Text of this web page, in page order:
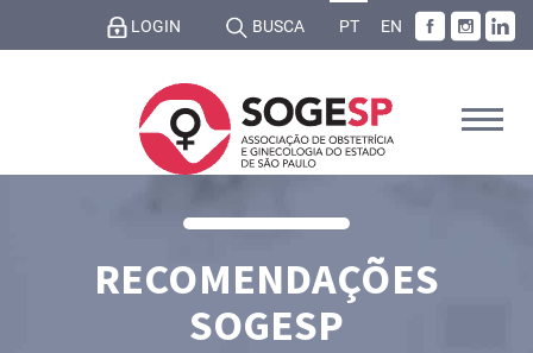
LOGIN BUSCA PT EN
RECOMENDAÇÕES
SOGESP